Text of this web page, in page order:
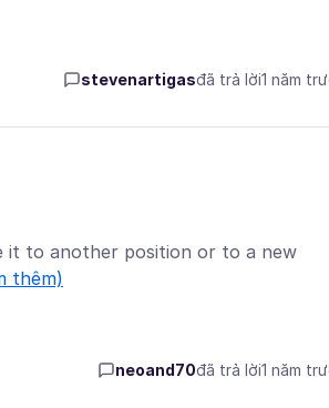
stevenartigasđã trả lời1 năm
it to another position or to a new
thêm)
neoand70đã trả lời1 năm